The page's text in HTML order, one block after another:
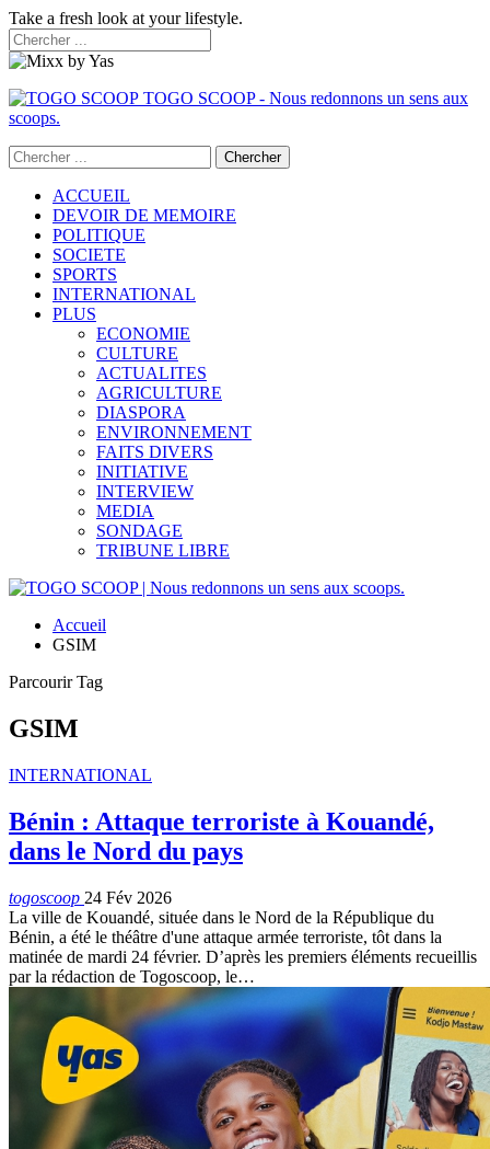
Take a fresh look at your lifestyle.
TOGO SCOOP - Nous redonnons un sens aux
scoops.
ACCUEIL
DEVOIR DE MEMOIRE
POLITIQUE
SOCIETE
SPORTS
INTERNATIONAL
PLUS
ECONOMIE
CULTURE
ACTUALITES
AGRICULTURE
DIASPORA
ENVIRONNEMENT
FAITS DIVERS
INITIATIVE
INTERVIEW
MEDIA
SONDAGE
TRIBUNE LIBRE
Accueil
GSIM
Parcourir Tag
GSIM
INTERNATIONAL
Bénin : Attaque terroriste à Kouandé,
dans le Nord du pays
togoscoop 24 Fév 2026
La ville de Kouandé, située dans le Nord de la République du
Bénin, a été le théâtre d'une attaque armée terroriste, tôt dans la
matinée de mardi 24 février. D’après les premiers éléments recueillis
par la rédaction de Togoscoop, le…